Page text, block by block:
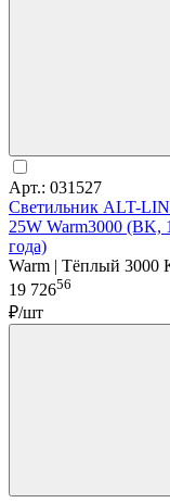
Арт.: 031527
Светильник ALT-
25W Warm3000 (BK,
года)
Warm | Тёплый 3000
19 72656
₽/шт